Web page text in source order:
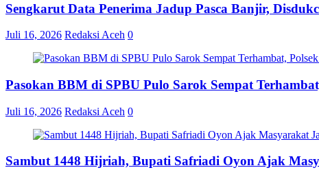
Sengkarut Data Penerima Jadup Pasca Banjir,
Juli 16, 2026 Redaksi Aceh 0
Pasokan BBM di SPBU Pulo Sarok Sempat
Juli 16, 2026 Redaksi Aceh 0
Sambut 1448 Hijriah, Bupati Safriadi Oyon Ajak